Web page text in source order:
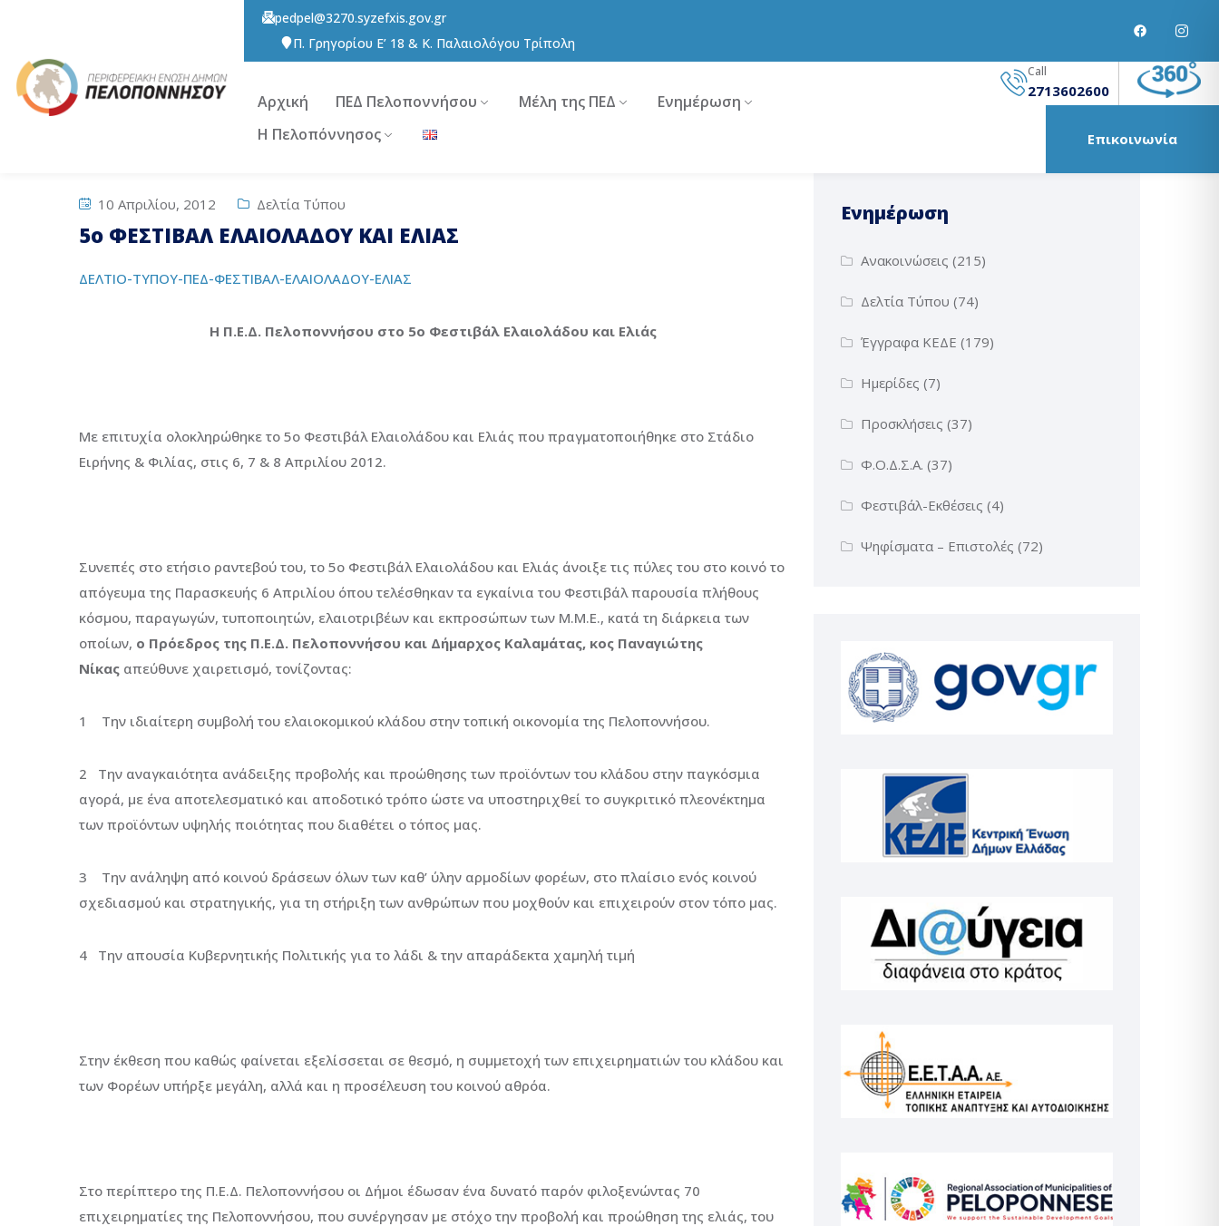
pedpel@3270.syzefxis.gov.gr
Π. Γρηγορίου E’ 18 & Κ. Παλαιολόγου Τρίπολη
Αρχική ΠΕΔ Πελοποννήσου Μέλη της ΠΕΔ
Ενημέρωση
Η Πελοπόννησος
Call
2713602600
Επικοινωνία
10 Απριλίου, 2012 Δελτία Τύπου
5ο ΦΕΣΤΙΒΑΛ ΕΛΑΙΟΛΑΔΟΥ ΚΑΙ ΕΛΙΑΣ
ΔΕΛΤΙΟ-ΤΥΠΟΥ-ΠΕΔ-ΦΕΣΤΙΒΑΛ-ΕΛΑΙΟΛΑΔΟΥ-ΕΛΙΑΣ
Η Π.Ε.Δ. Πελοποννήσου στο 5ο Φεστιβάλ Ελαιολάδου και Ελιάς
Με επιτυχία ολοκληρώθηκε το 5ο Φεστιβάλ Ελαιολάδου και Ελιάς που πραγματοποιήθηκε στο Στάδιο
Ειρήνης & Φιλίας, στις 6, 7 & 8 Απριλίου 2012.
Συνεπές στο ετήσιο ραντεβού του, το 5ο Φεστιβάλ Ελαιολάδου και Ελιάς άνοιξε τις πύλες του στο κοινό το
απόγευμα της Παρασκευής 6 Απριλίου όπου τελέσθηκαν τα εγκαίνια του Φεστιβάλ παρουσία πλήθους
κόσμου, παραγωγών, τυποποιητών, ελαιοτριβέων και εκπροσώπων των Μ.Μ.Ε., κατά τη διάρκεια των
οποίων, ο Πρόεδρος της Π.Ε.Δ. Πελοποννήσου και Δήμαρχος Καλαμάτας, κος Παναγιώτης
Νίκας απεύθυνε χαιρετισμό, τονίζοντας:
1 Την ιδιαίτερη συμβολή του ελαιοκομικού κλάδου στην τοπική οικονομία της Πελοποννήσου.
2 Την αναγκαιότητα ανάδειξης προβολής και προώθησης των προϊόντων του κλάδου στην παγκόσμια
αγορά, µε ένα αποτελεσματικό και αποδοτικό τρόπο ώστε να υποστηριχθεί το συγκριτικό πλεονέκτημα
των προϊόντων υψηλής ποιότητας που διαθέτει ο τόπος μας.
3 Την ανάληψη από κοινού δράσεων όλων των καθ’ ύλην αρμοδίων φορέων, στο πλαίσιο ενός κοινού
σχεδιασμού και στρατηγικής, για τη στήριξη των ανθρώπων που μοχθούν και επιχειρούν στον τόπο μας.
4 Την απουσία Κυβερνητικής Πολιτικής για το λάδι & την απαράδεκτα χαμηλή τιμή
Στην έκθεση που καθώς φαίνεται εξελίσσεται σε θεσμό, η συμμετοχή των επιχειρηματιών του κλάδου και
των Φορέων υπήρξε μεγάλη, αλλά και η προσέλευση του κοινού αθρόα.
Στο περίπτερο της Π.Ε.Δ. Πελοποννήσου οι Δήμοι έδωσαν ένα δυνατό παρόν φιλοξενώντας 70
επιχειρηματίες της Πελοποννήσου, που συνέργησαν με στόχο την προβολή και προώθηση της ελιάς, του
Ενημέρωση
Ανακοινώσεις (215)
Δελτία Τύπου (74)
Έγγραφα ΚΕΔΕ (179)
Ημερίδες (7)
Προσκλήσεις (37)
Φ.Ο.Δ.Σ.Α. (37)
Φεστιβάλ-Εκθέσεις (4)
Ψηφίσματα – Επιστολές (72)